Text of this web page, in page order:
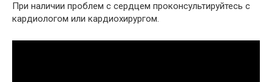
При наличии проблем с сердцем проконсультируйтесь с
кардиологом или кардиохирургом.